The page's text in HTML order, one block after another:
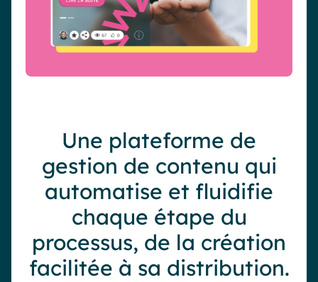
Une plateforme de
gestion de contenu qui
automatise et fluidifie
chaque étape du
processus, de la création
facilitée à sa distribution.